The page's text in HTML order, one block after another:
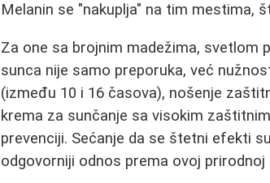
Melanin se "nakuplja" na tim mestima,
Za one sa brojnim madežima,
sunca nije samo preporuka, već
(između 10 i 16 časova), nošenje
krema za sunčanje sa visokim
prevenciji. Sećanje da se štetni efekti
odgovorniji odnos prema ovoj prirodnoj